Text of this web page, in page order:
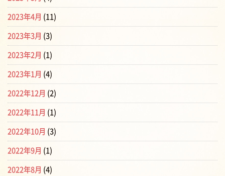
2023年4月 (11)
2023年3月 (3)
2023年2月 (1)
2023年1月 (4)
2022年12月 (2)
2022年11月 (1)
2022年10月 (3)
2022年9月 (1)
2022年8月 (4)